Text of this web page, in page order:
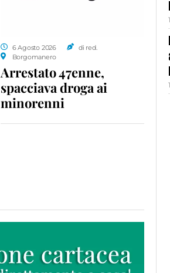
6 Agosto 2026
di red.
Borgomanero
Arrestato 47enne,
spacciava droga ai
minorenni